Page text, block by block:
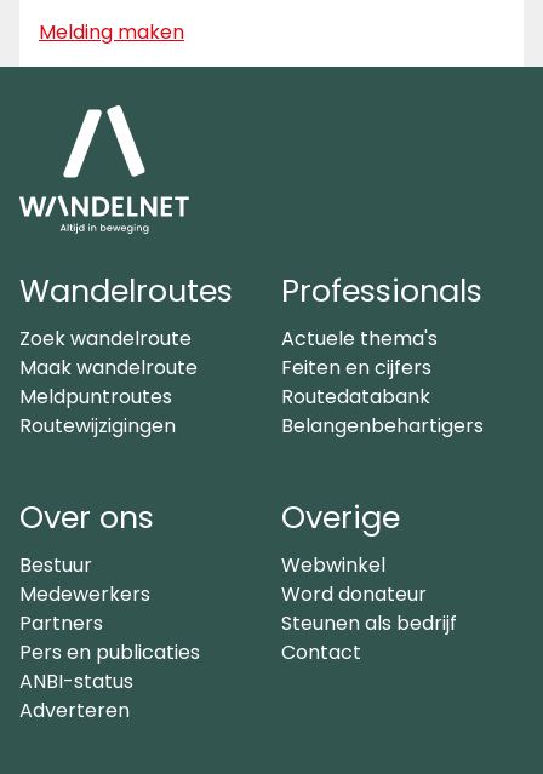
Melding maken
Wandelroutes
Zoek wandelroute
Maak wandelroute
Meldpuntroutes
Routewijzigingen
Professionals
Actuele thema's
Feiten en cijfers
Routedatabank
Belangenbehartigers
Over ons
Bestuur
Medewerkers
Partners
Pers en publicaties
ANBI-status
Adverteren
Overige
Webwinkel
Word donateur
Steunen als bedrijf
Contact